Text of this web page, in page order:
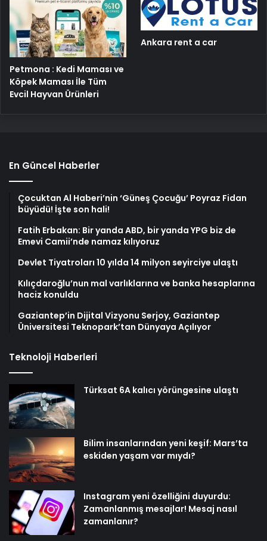
Petmona : Kedi Maması ve
Köpek Maması İle Tüm
Evcil Hayvan Ürünleri
Ankara rent a car
En Güncel Haberler
Çocuktan Al Haberi’nin ‘Güneş Çocuğu’ Poyraz Fidan
büyüdü! İşte son hali!
Fatih Erbakan: Bir yanda ABD, bir yanda YPG biz de
Emevi Camii’nde namaz kılıyoruz
Devlet Tiyatroları 10 yılda 14 milyon seyirciye ulaştı
Kılıçdaroğlu’nun mal varlıklarına ve banka hesaplarına
haciz konuldu
Gaziantep’in Dijital Vizyonu Serjoy, Gaziantep
Üniversitesi Teknopark’tan Dünyaya Açılıyor
Teknoloji Haberleri
Türksat 6A kalıcı yörüngesine ulaştı
Bilim insanlarından yeni keşif: Mars’ta
eskiden yaşam var mıydı?
Instagram yeni özelliğini duyurdu:
Zamanlanmış mesajlar! Mesaj nasıl
zamanlanır?